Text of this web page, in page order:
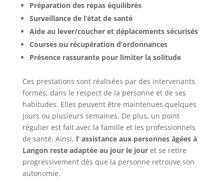
Préparation des repas équilibrés
Surveillance de l’état de santé
Aide au lever/coucher et déplacements sécurisés
Courses ou récupération d’ordonnances
Présence rassurante pour limiter la solitude
Ces prestations sont réalisées par des intervenants
formés, dans le respect de la personne et de ses
habitudes. Elles peuvent être maintenues quelques
jours ou plusieurs semaines. De plus, un point
régulier est fait avec la famille et les professionnels
de santé. Ainsi, l’ assistance aux personnes âgées à
Langon reste adaptée au jour le jouret se retire
progressivement dès que la personne retrouve son
autonomie.